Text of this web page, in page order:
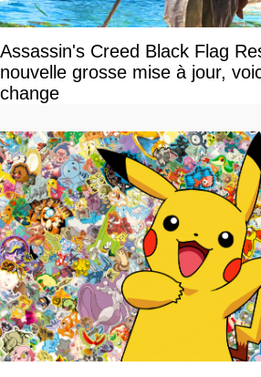
Assassin's Creed Black Flag
nouvelle grosse mise à jour,
change